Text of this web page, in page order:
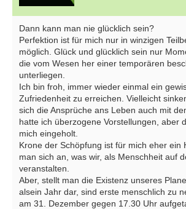
Dann kann man nie glücklich sein?
Perfektion ist für mich nur in winzigen
möglich. Glück und glücklich sein nur
die vom Wesen her einer temporären
unterliegen.
Ich bin froh, immer wieder einmal ein
Zufriedenheit zu erreichen. Vielleicht
sich die Ansprüche ans Leben auch mit
hatte ich überzogene Vorstellungen, aber
mich eingeholt.
Krone der Schöpfung ist für mich eher ein
man sich an, was wir, als Menschheit auf
veranstalten.
Aber, stellt man die Existenz unseres
alsein Jahr dar, sind erste menschlich zu
am 31. Dezember gegen 17.30 Uhr